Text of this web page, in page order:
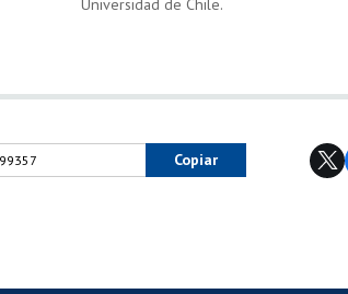
Universidad de Chile.
Copiar